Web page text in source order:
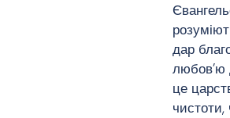
дар
любов’ю
це